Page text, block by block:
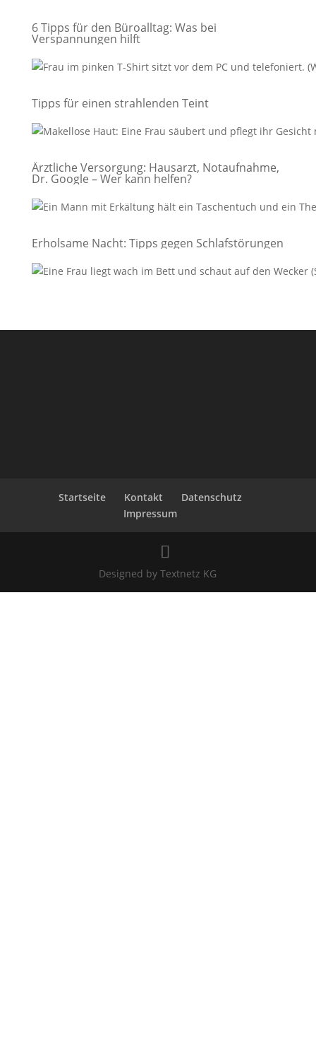
6 Tipps für den Büroalltag: Was bei
Verspannungen hilft
Tipps für einen strahlenden Teint
Ärztliche Versorgung: Hausarzt, Notaufnahme,
Dr. Google – Wer kann helfen?
Erholsame Nacht: Tipps gegen Schlafstörungen
Startseite Kontakt
Datenschutz
Impressum
Designed by Textnetz KG